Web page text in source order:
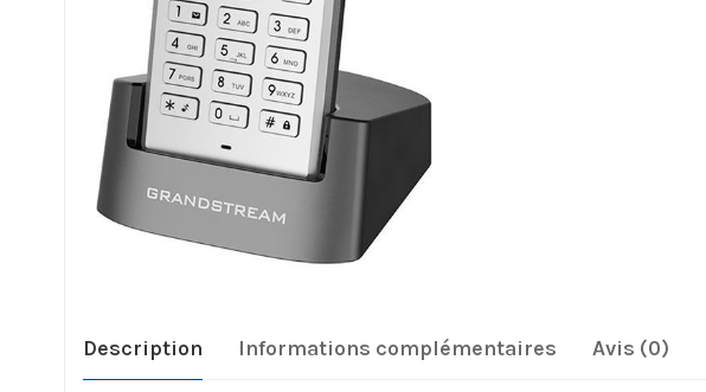
Description Informations complémentaires Avis (0)